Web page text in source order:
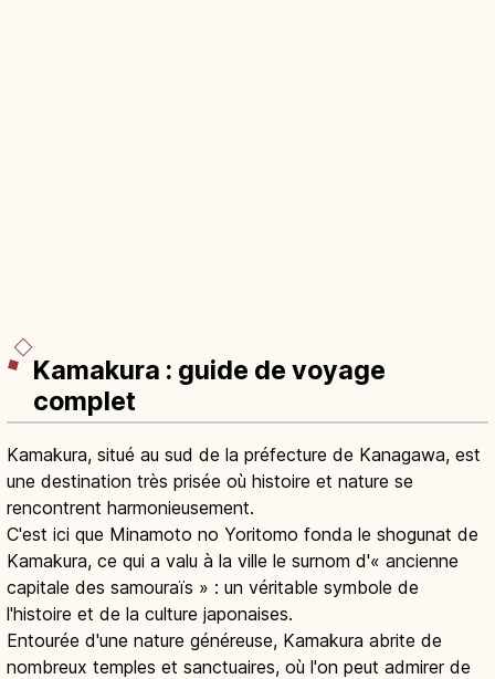
Kamakura : guide de voyage
complet
Kamakura, situé au sud de la préfecture de Kanagawa, est
une destination très prisée où histoire et nature se
rencontrent harmonieusement.
C'est ici que Minamoto no Yoritomo fonda le shogunat de
Kamakura, ce qui a valu à la ville le surnom d'« ancienne
capitale des samouraïs » : un véritable symbole de
l'histoire et de la culture japonaises.
Entourée d'une nature généreuse, Kamakura abrite de
nombreux temples et sanctuaires, où l'on peut admirer de